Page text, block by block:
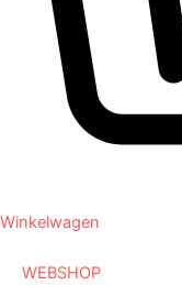
Winkelwagen
WEBSHOP